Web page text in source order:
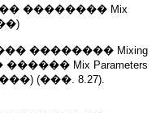
�������� Mix
�������� Mixing
Mix Parameters
(���. 8.27).